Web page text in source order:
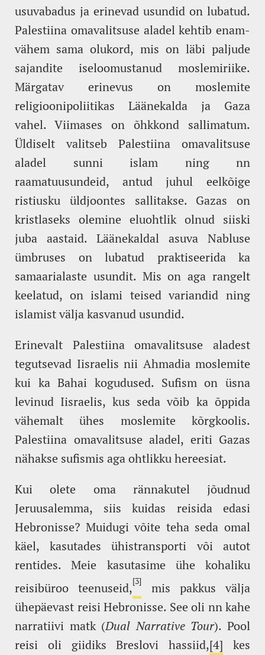
usuvabadus ja erinevad usundid on lubatud.
Palestiina omavalitsuse aladel kehtib enam-
vähem sama olukord, mis on läbi paljude
sajandite iseloomustanud moslemiriike.
Märgatav erinevus on moslemite
religioonipoliitikas Läänekalda ja Gaza
vahel. Viimases on õhkkond sallimatum.
Üldiselt valitseb Palestiina omavalitsuse
aladel sunni islam ning nn
raamatuusundeid, antud juhul eelkõige
ristiusku üldjoontes sallitakse. Gazas on
kristlaseks olemine eluohtlik olnud siiski
juba aastaid. Läänekaldal asuva Nabluse
ümbruses on lubatud praktiseerida ka
samaarialaste usundit. Mis on aga rangelt
keelatud, on islami teised variandid ning
islamist välja kasvanud usundid.
Erinevalt Palestiina omavalitsuse aladest
tegutsevad Iisraelis nii Ahmadia moslemite
kui ka Bahai kogudused. Sufism on üsna
levinud Iisraelis, kus seda võib ka õppida
vähemalt ühes moslemite kõrgkoolis.
Palestiina omavalitsuse aladel, eriti Gazas
nähakse sufismis aga ohtlikku hereesiat.
Kui olete oma rännakutel jõudnud
Jeruusalemma, siis kuidas reisida edasi
Hebronisse? Muidugi võite teha seda omal
käel, kasutades ühistransporti või autot
rentides. Meie kasutasime ühe kohaliku
reisibüroo teenuseid,[3]
mis pakkus välja
ühepäevast reisi Hebronisse. See oli nn kahe
narratiivi matk (Dual Narrative Tour). Pool
reisi oli giidiks Breslovi hassiid,[4] kes